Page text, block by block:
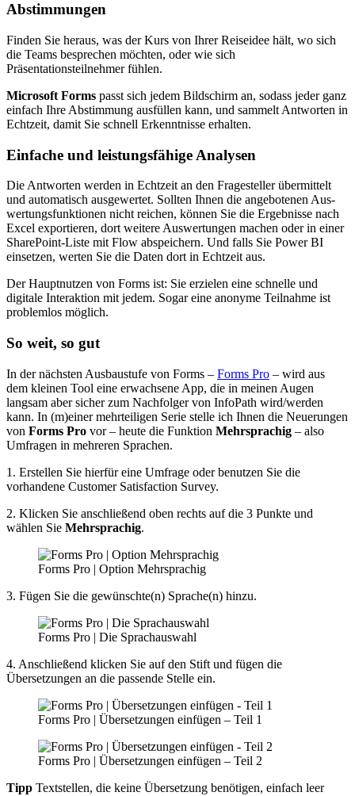
Abstimmungen
Finden Sie heraus, was der Kurs von Ihrer Reiseidee hält, wo sich
die Teams besprechen möchten, oder wie sich
Präsentationsteilnehmer fühlen.
Microsoft Forms passt sich jedem Bildschirm an, sodass jeder ganz
einfach Ihre Abstimmung ausfüllen kann, und sammelt Antworten in
Echtzeit, damit Sie schnell Erkenntnisse erhalten.
Einfache und leistungsfähige Analysen
Die Ant­worten werden in Echtzeit an den Fragesteller über­mittelt
und auto­matisch ausgewertet. Sollten Ihnen die angebo­tenen Aus­
wertungsfunktionen nicht reichen, können Sie die Ergebnisse nach
Excel exportieren, dort weitere Auswertungen machen oder in einer
SharePoint-Liste mit Flow abspeichern. Und falls Sie Power BI
einsetzen, werten Sie die Daten dort in Echtzeit aus.
Der Hauptnutzen von Forms ist: Sie erzielen eine schnelle und
digitale Interaktion mit jedem. Sogar eine anonyme Teilnahme ist
problemlos möglich.
So weit, so gut
In der nächsten Ausbaustufe von Forms – Forms Pro – wird aus
dem kleinen Tool eine erwachsene App, die in meinen Augen
langsam aber sicher zum Nachfolger von InfoPath wird/werden
kann. In (m)einer mehrteiligen Serie stelle ich Ihnen die Neuerungen
von Forms Pro vor – heute die Funktion Mehrsprachig – also
Umfragen in mehreren Sprachen.
1. Erstellen Sie hierfür eine Umfrage oder benutzen Sie die
vorhandene Customer Satisfaction Survey.
2. Klicken Sie anschließend oben rechts auf die 3 Punkte und
wählen Sie Mehrsprachig.
Forms Pro | Option Mehrsprachig
3. Fügen Sie die gewünschte(n) Sprache(n) hinzu.
Forms Pro | Die Sprachauswahl
4. Anschließend klicken Sie auf den Stift und fügen die
Übersetzungen an die passende Stelle ein.
Forms Pro | Übersetzungen einfügen – Teil 1
Forms Pro | Übersetzungen einfügen – Teil 2
Tipp Textstellen, die keine Übersetzung benötigen, einfach leer